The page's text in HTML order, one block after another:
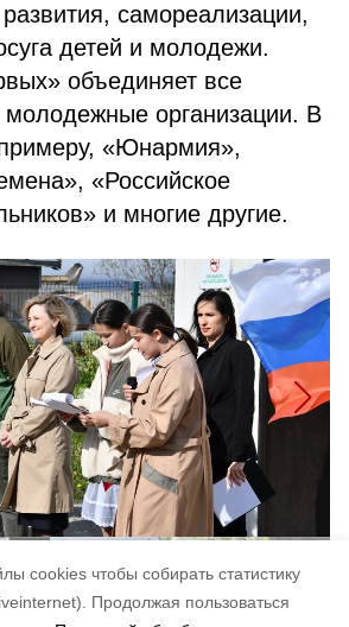
cookies чтобы собирать статистику
Продолжая пользоваться
развития, самореализации,
детей и молодежи.
объединяет все
организации. В
примеру, «Юнармия»,
«Российское
и многие другие.